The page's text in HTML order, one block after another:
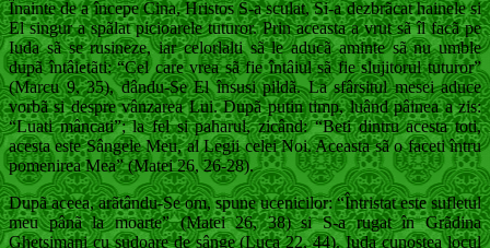
Înainte de a începe Cina, Hristos S-a sculat, Si-a dezbrãcat hainele si
El singur a spãlat picioarele tuturor. Prin aceasta a vrut sã îl facã pe
Iuda sã se rusineze, iar celorlalti sã le aducã aminte sã nu umble
dupã întâietãti: “Cel care vrea sã fie întâiul sã fie slujitorul tuturor”
(Marcu 9, 35), dându-Se El însusi pildã. La sfârsitul mesei aduce
vorbã si despre vânzarea Lui. Dupã putin timp, luând pâinea a zis:
“Luati mâncati”; la fel si paharul, zicând: “Beti dintru acesta toti,
acesta este Sângele Meu, al Legii celei Noi. Aceasta sã o faceti întru
pomenirea Mea” (Matei 26, 26-28).
Dupã aceea, arãtându-Se om, spune ucenicilor: “Întristat este sufletul
meu pânã la moarte” (Matei 26, 38) si S-a rugat în Grãdina
Ghetsimani cu sudoare de sânge (Luca 22, 44). Iuda cunostea locul